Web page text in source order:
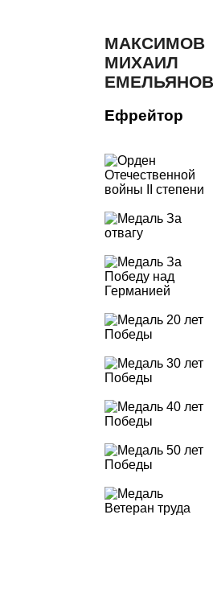
МАКСИМОВ
МИХАИЛ
Ефрейтор